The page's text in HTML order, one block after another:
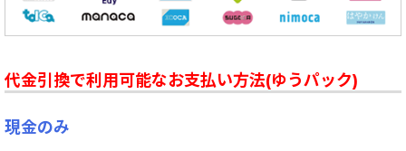
代金引換で利用可能なお支払い方法(ゆうパック)
現金のみ